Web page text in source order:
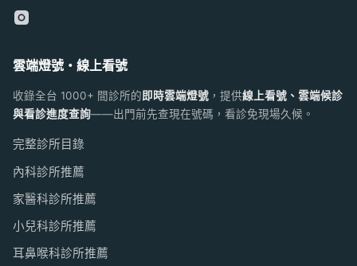
雲端燈號・線上看號
收錄全台 1000+ 間診所的即時雲端燈號 ，提供線上看號、雲端候診
與看診進度查詢——出門前先查現在號碼，看診免現場久候。
完整診所目錄
內科診所推薦
家醫科診所推薦
小兒科診所推薦
耳鼻喉科診所推薦